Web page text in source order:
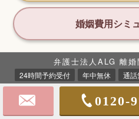
婚姻費用シミ
離婚問題ピ
離婚で損はさ
弁護士法人ALG 離婚
24時間予約受付 年中無休 通話
0120-